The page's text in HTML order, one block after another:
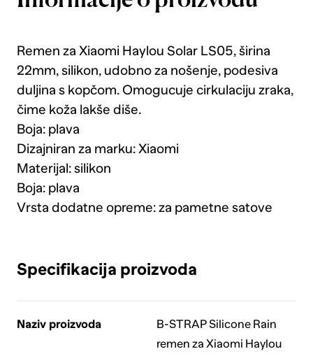
Remen za Xiaomi Haylou Solar LS05, širina
22mm, silikon, udobno za nošenje, podesiva
duljina s kopčom. Omogucuje cirkulaciju zraka,
čime koža lakše diše.
Boja: plava
Dizajniran za marku: Xiaomi
Materijal: silikon
Boja: plava
Vrsta dodatne opreme: za pametne satove
Specifikacija proizvoda
Naziv proizvoda
B-STRAP Silicone Rain
remen za Xiaomi Haylou